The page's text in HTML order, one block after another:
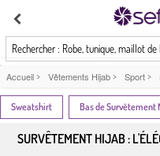
Rechercher : Robe, tunique, maillot
Accueil > Vêtements Hijab > Sport >
Sweatshirt Bas de Survêtement
SURVÊTEMENT HIJAB :